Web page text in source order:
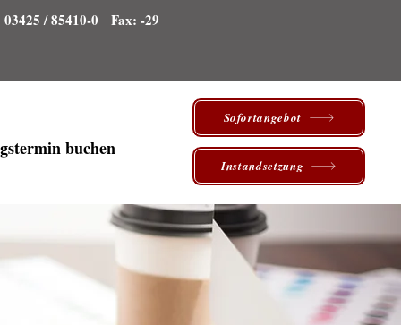
03425 / 85410-0 Fax: -29
buchen
Sofortangebot
Instandsetzung